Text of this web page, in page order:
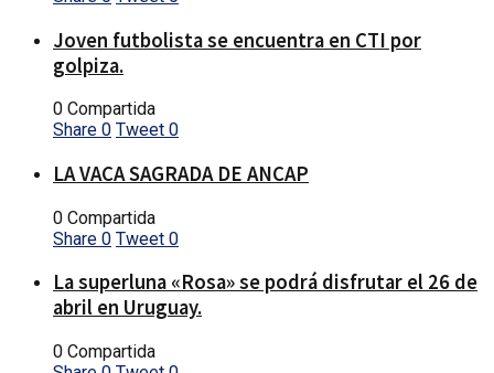
Joven futbolista se encuentra en CTI por
golpiza.
0 Compartida
Share 0 Tweet 0
LA VACA SAGRADA DE ANCAP
0 Compartida
Share 0 Tweet 0
La superluna «Rosa» se podrá disfrutar el 26 de
abril en Uruguay.
0 Compartida